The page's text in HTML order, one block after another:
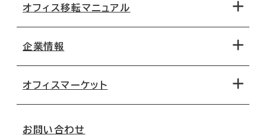
地図から探す
路線・駅から探す
オフィス移転マニュアル
移転コストシミュレーション
移転スケジュール
オフィス移転Q&A
企業情報
オフィスマーケット
お問い合わせ